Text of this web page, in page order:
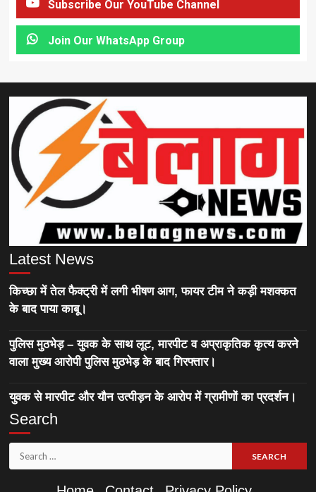
Subscribe Our YouTube Channel
Join Our WhatsApp Group
Latest News
किच्छा में तेल फैक्ट्री में लगी भीषण आग, फायर टीम ने कड़ी मशक्कत
के बाद पाया काबू।
पुलिस मुठभेड़ – युवक के साथ लूट, मारपीट व अप्राकृतिक कृत्य करने
वाला मुख्य आरोपी पुलिस मुठभेड़ के बाद गिरफ्तार।
युवक से मारपीट और यौन उत्पीड़न के आरोप में ग्रामीणों का प्रदर्शन।
Search
Search
for: